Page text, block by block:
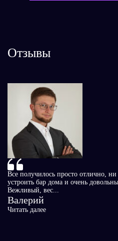
Отзывы
Все получилось просто отлично,
устроить бар дома и очень
Вежливый, вес...
Валерий
Читать далее